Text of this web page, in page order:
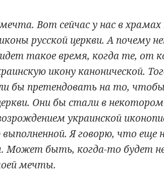
Вот сейчас у нас в
русской церкви. А почему
такое время, когда те, от
икону канонической.
бы претендовать на то,
Они бы стали в некотором
украинской
Я говорю, что еще
Может быть, когда-то будет
мечты.